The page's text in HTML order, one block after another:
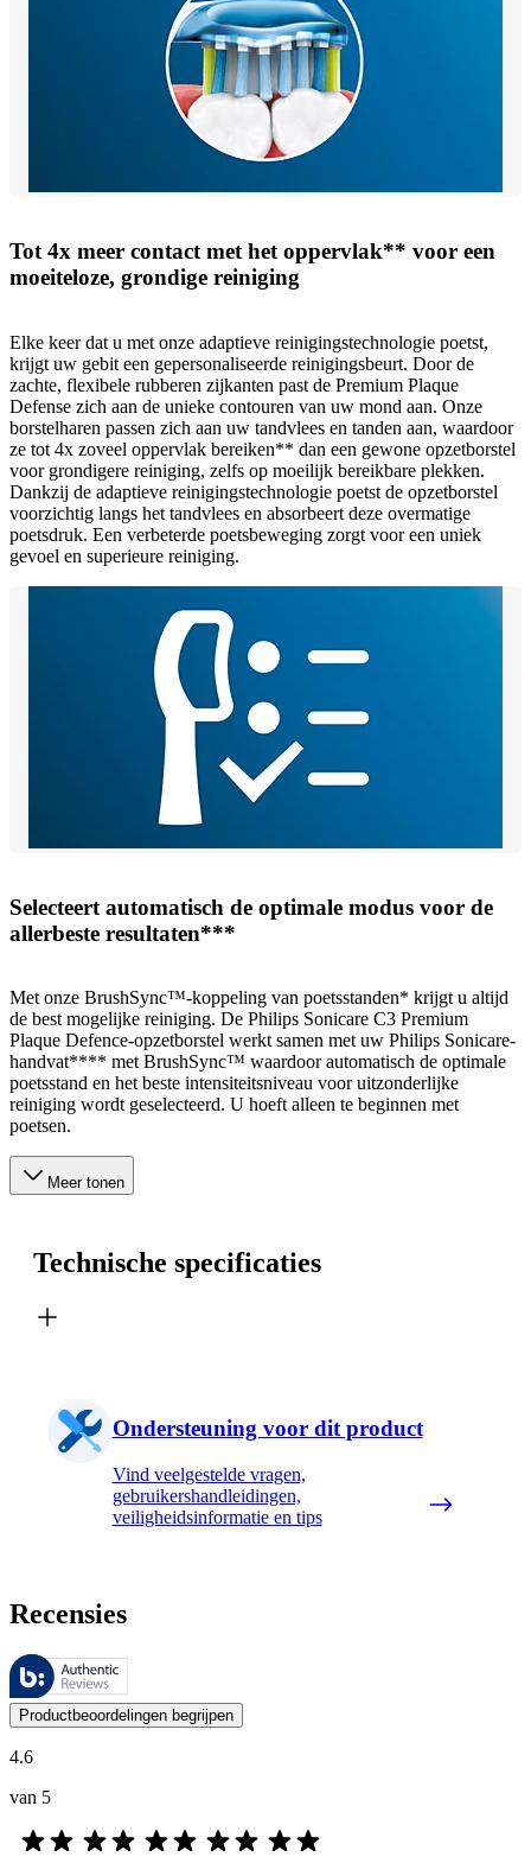
Tot 4x meer contact met het oppervlak** voor een
moeiteloze, grondige reiniging
Elke keer dat u met onze adaptieve reinigingstechnologie poetst,
krijgt uw gebit een gepersonaliseerde reinigingsbeurt. Door de
zachte, flexibele rubberen zijkanten past de Premium Plaque
Defense zich aan de unieke contouren van uw mond aan. Onze
borstelharen passen zich aan uw tandvlees en tanden aan, waardoor
ze tot 4x zoveel oppervlak bereiken** dan een gewone opzetborstel
voor grondigere reiniging, zelfs op moeilijk bereikbare plekken.
Dankzij de adaptieve reinigingstechnologie poetst de opzetborstel
voorzichtig langs het tandvlees en absorbeert deze overmatige
poetsdruk. Een verbeterde poetsbeweging zorgt voor een uniek
gevoel en superieure reiniging.
Selecteert automatisch de optimale modus voor de
allerbeste resultaten***
Met onze BrushSync™-koppeling van poetsstanden* krijgt u altijd
de best mogelijke reiniging. De Philips Sonicare C3 Premium
Plaque Defence-opzetborstel werkt samen met uw Philips Sonicare-
handvat**** met BrushSync™ waardoor automatisch de optimale
poetsstand en het beste intensiteitsniveau voor uitzonderlijke
reiniging wordt geselecteerd. U hoeft alleen te beginnen met
poetsen.
Meer tonen
Technische specificaties
Ondersteuning voor dit product
Vind veelgestelde vragen,
gebruikershandleidingen,
veiligheidsinformatie en tips
Recensies
Deze beoordelingen worden beheerd door Bazaarvoice en voldoen
De mening van onze klanten is nuttig voor iedereen, of het nu een
Productbeoordelingen begrijpen
4.6
van 5